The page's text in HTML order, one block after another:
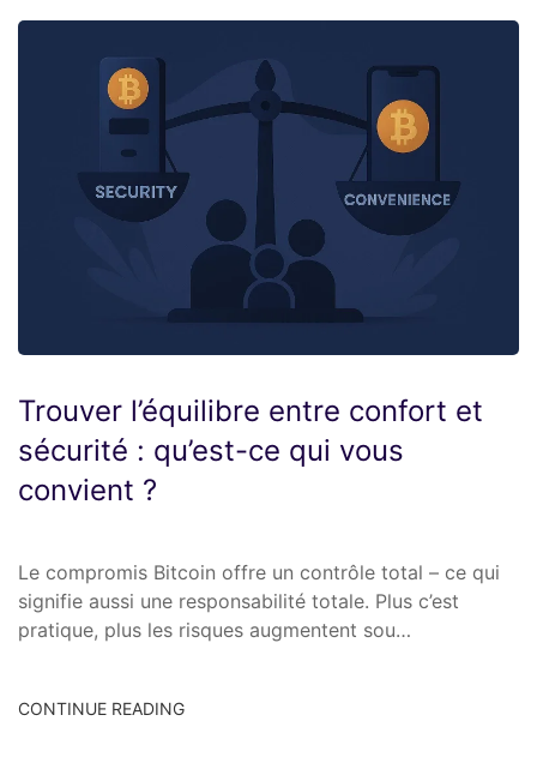
Trouver l’équilibre entre confort et
sécurité : qu’est-ce qui vous
convient ?
Le compromis Bitcoin offre un contrôle total – ce qui
signifie aussi une responsabilité totale. Plus c’est
pratique, plus les risques augmentent sou…
CONTINUE READING